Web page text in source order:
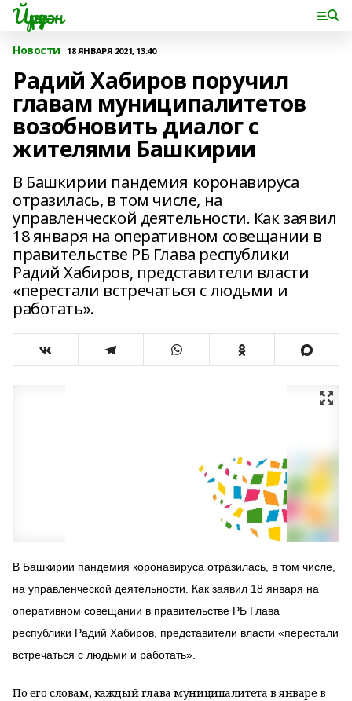
Йүрүҙән
Новости 18 ЯНВАРЯ 2021, 13:40
Радий Хабиров поручил
главам муниципалитетов
возобновить диалог с
жителями Башкирии
В Башкирии пандемия коронавируса
отразилась, в том числе, на
управленческой деятельности. Как заявил
18 января на оперативном совещании в
правительстве РБ Глава республики
Радий Хабиров, представители власти
«перестали встречаться с людьми и
работать».
В Башкирии пандемия коронавируса отразилась, в том числе,
на управленческой деятельности. Как заявил 18 января на
оперативном совещании в правительстве РБ Глава
республики Радий Хабиров, представители власти «перестали
встречаться с людьми и работать».
По его словам, каждый глава муниципалитета в январе в